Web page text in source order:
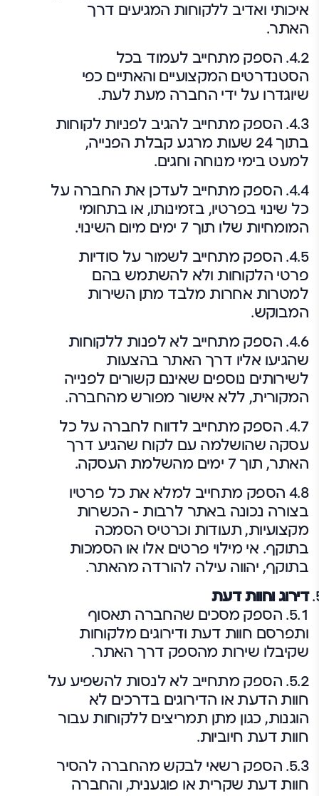
איכותי ואדיב ללקוחות המגיעים דרך
האתר.
4.2. הספק מתחייב לעמוד בכל
הסטנדרטים המקצועיים והאתיים כפי
שיוגדרו על ידי החברה מעת לעת.
4.3. הספק מתחייב להגיב לפניות לקוחות
בתוך 24 שעות מרגע קבלת הפנייה,
למעט בימי מנוחה וחגים.
4.4. הספק מתחייב לעדכן את החברה על
כל שינוי בפרטיו, בזמינותו, או בתחומי
המומחיות שלו תוך 7 ימים מיום השינוי.
4.5. הספק מתחייב לשמור על סודיות
פרטי הלקוחות ולא להשתמש בהם
למטרות אחרות מלבד מתן השירות
המבוקש.
4.6. הספק מתחייב לא לפנות ללקוחות
שהגיעו אליו דרך האתר בהצעות
לשירותים נוספים שאינם קשורים לפנייה
המקורית, ללא אישור מפורש מהחברה.
4.7. הספק מתחייב לדווח לחברה על כל
עסקה שהושלמה עם לקוח שהגיע דרך
האתר, תוך 7 ימים מהשלמת העסקה.
4.8 הספק מתחייב למלא את כל פרטיו
בצורה נכונה באתר לרבות – הכשרות
מקצועיות, תעודות וכרטיס הסמכה
בתוקף. אי מילוי פרטים אלו או הסמכות
בתוקף, יהווה עילה להורדה מהאתר.
דירוג וחוות דעת
5.1. הספק מסכים שהחברה תאסוף
ותפרסם חוות דעת ודירוגים מלקוחות
שקיבלו שירות מהספק דרך האתר.
5.2. הספק מתחייב לא לנסות להשפיע על
חוות הדעת או הדירוגים בדרכים לא
הוגנות, כגון מתן תמריצים ללקוחות עבור
חוות דעת חיוביות.
5.3. הספק רשאי לבקש מהחברה להסיר
חוות דעת שקרית או פוגענית, והחברה